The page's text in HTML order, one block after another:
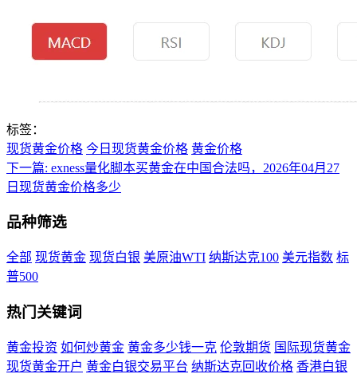
标签：
现货黄金价格 今日现货黄金价格 黄金价格
下一篇: exness量化脚本买黄金在中国合法吗，2026年04月27
日现货黄金价格多少
品种筛选
全部 现货黄金 现货白银 美原油WTI 纳斯达克100 美元指数 标
普500
热门关键词
黄金投资 如何炒黄金 黄金多少钱一克 伦敦期货 国际现货黄金
现货黄金开户 黄金白银交易平台 纳斯达克回收价格 香港白银